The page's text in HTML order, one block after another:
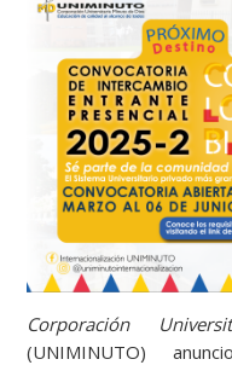
Corporación
(UNIMINUTO)